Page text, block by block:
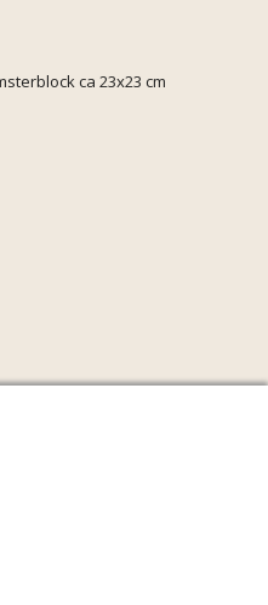
ca 23x23 cm